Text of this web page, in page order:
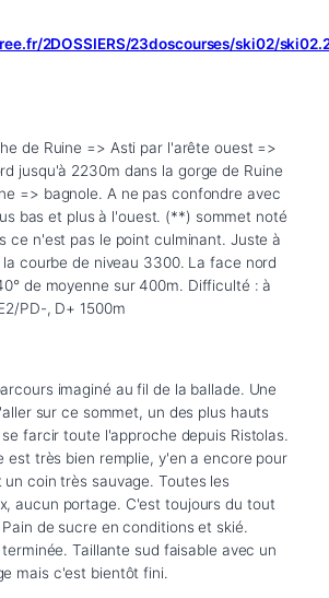
2DOSSIERS/23doscourses/ski02/
de Ruine => Asti par l'arête ouest =>
jusqu'à 2230m dans la gorge de Ruine
=> bagnole. A ne pas confondre avec
bas et plus à l'ouest. (**) sommet noté
ce n'est pas le point culminant. Juste à
courbe de niveau 3300. La face nord
de moyenne sur 400m. Difficulté : à
PD-, D+ 1500m
imaginé au fil de la ballade. Une
sur ce sommet, un des plus hauts
farcir toute l'approche depuis Ristolas.
est très bien remplie, y'en a encore pour
coin très sauvage. Toutes les
aucun portage. C'est toujours du tout
de sucre en conditions et skié.
Taillante sud faisable avec un
mais c'est bientôt fini.